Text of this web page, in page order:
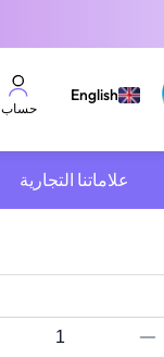
English
حساب
علاماتنا التجارية